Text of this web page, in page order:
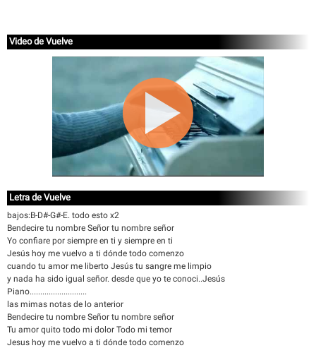
Video de Vuelve
Letra de Vuelve
bajos:B-D#-G#-E. todo esto x2
Bendecire tu nombre Señor tu nombre señor
Yo confiare por siempre en ti y siempre en ti
Jesús hoy me vuelvo a ti dónde todo comenzo
cuando tu amor me liberto Jesús tu sangre me limpio
y nada ha sido igual señor. desde que yo te conoci..Jesús
Piano...........................
las mimas notas de lo anterior
Bendecire tu nombre Señor tu nombre señor
Tu amor quito todo mi dolor Todo mi temor
Jesus hoy me vuelvo a ti dónde todo comenzo